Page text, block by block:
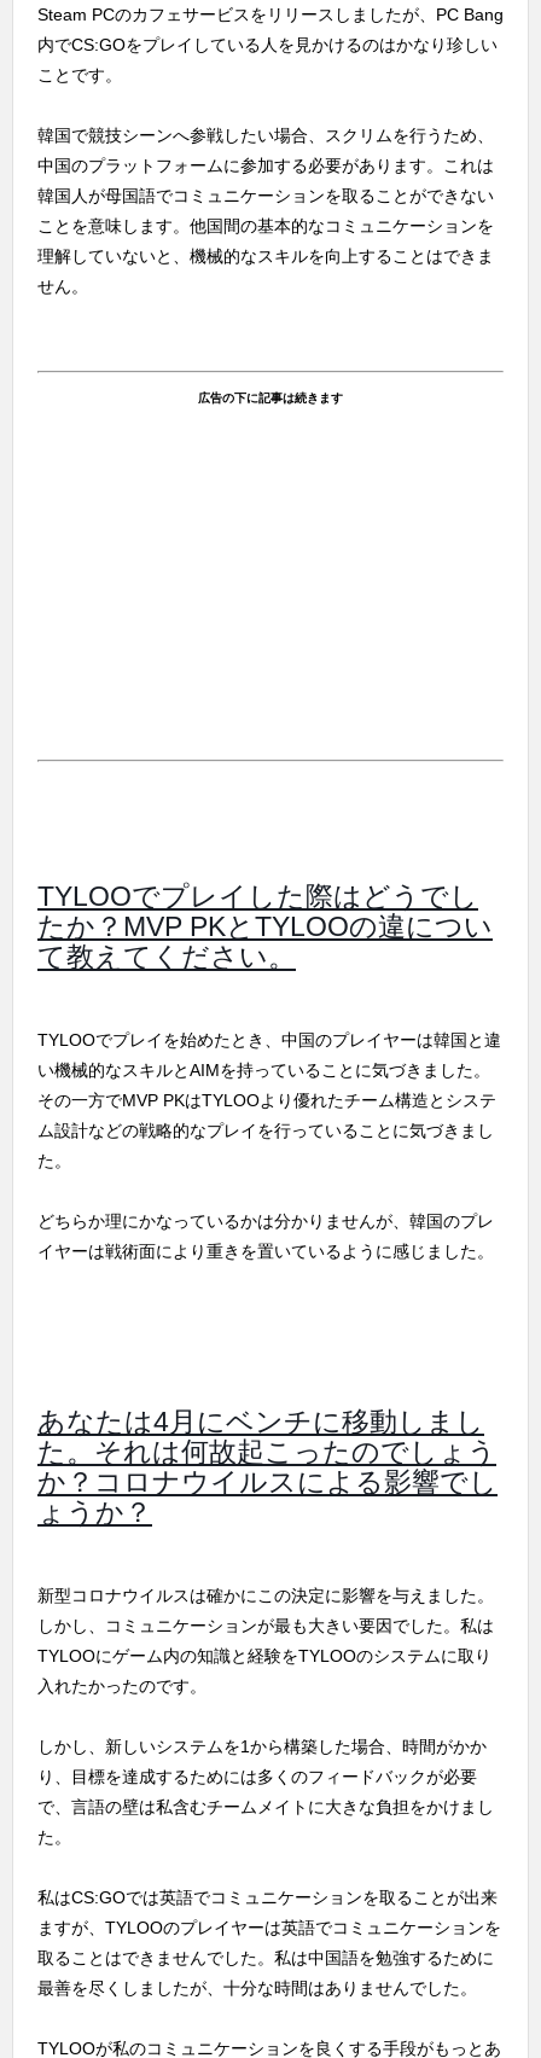
Steam PCのカフェサービスをリリースしましたが、PC Bang
内でCS:GOをプレイしている人を見かけるのはかなり珍しい
ことです。
韓国で競技シーンへ参戦したい場合、スクリムを行うため、
中国のプラットフォームに参加する必要があります。これは
韓国人が母国語でコミュニケーションを取ることができない
ことを意味します。他国間の基本的なコミュニケーションを
理解していないと、機械的なスキルを向上することはできま
せん。
広告の下に記事は続きます
TYLOOでプレイした際はどうでし
たか？MVP PKとTYLOOの違につい
て教えてください。
TYLOOでプレイを始めたとき、中国のプレイヤーは韓国と違
い機械的なスキルとAIMを持っていることに気づきました。
その一方でMVP PKはTYLOOより優れたチーム構造とシステ
ム設計などの戦略的なプレイを行っていることに気づきまし
た。
どちらか理にかなっているかは分かりませんが、韓国のプレ
イヤーは戦術面により重きを置いているように感じました。
あなたは4月にベンチに移動しまし
た。それは何故起こったのでしょう
か？コロナウイルスによる影響でし
ょうか？
新型コロナウイルスは確かにこの決定に影響を与えました。
しかし、コミュニケーションが最も大きい要因でした。私は
TYLOOにゲーム内の知識と経験をTYLOOのシステムに取り
入れたかったのです。
しかし、新しいシステムを1から構築した場合、時間がかか
り、目標を達成するためには多くのフィードバックが必要
で、言語の壁は私含むチームメイトに大きな負担をかけまし
た。
私はCS:GOでは英語でコミュニケーションを取ることが出来
ますが、TYLOOのプレイヤーは英語でコミュニケーションを
取ることはできませんでした。私は中国語を勉強するために
最善を尽くしましたが、十分な時間はありませんでした。
TYLOOが私のコミュニケーションを良くする手段がもっとあ